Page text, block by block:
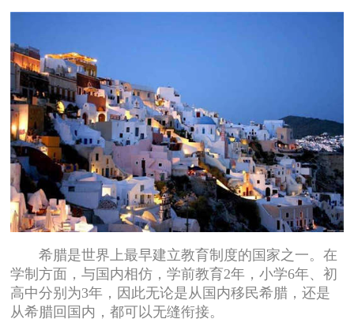
希腊是世界上最早建立教育制度的国家之一。在
学制方面，与国内相仿，学前教育2年，小学6年、初
高中分别为3年，因此无论是从国内移民希腊，还是
从希腊回国内，都可以无缝衔接。